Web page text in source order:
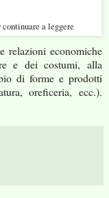
a leggere
relazioni economiche
e dei costumi, alla
di forme e prodotti
oreficeria, ecc.).